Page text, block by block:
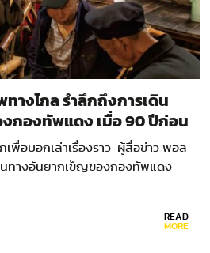
างไกล รำลึกถึงการเดิน
กองทัพแดง เมื่อ 90 ปีก่อน
เพื่อบอกเล่าเรื่องราว ผู้สื่อข่าว พอล
นทางอันยากเข็ญของกองทัพแดง
READ
MORE